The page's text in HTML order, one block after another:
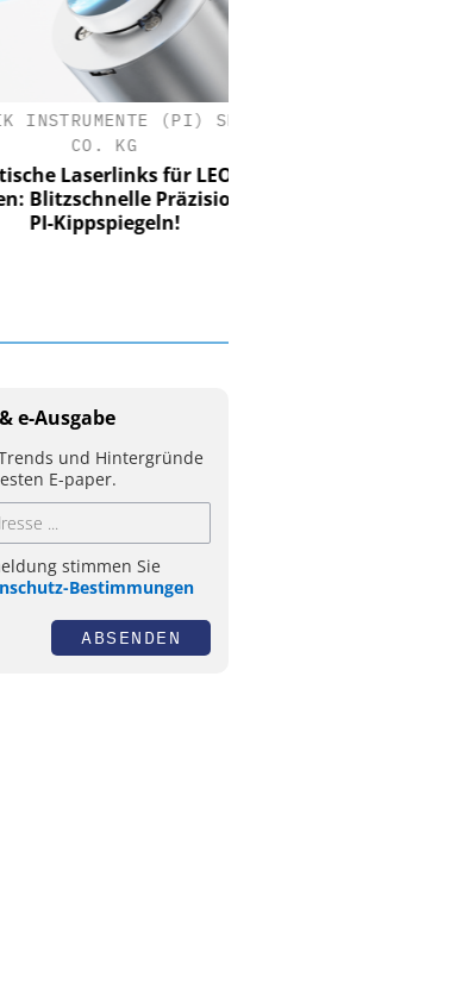
(PI) SE &
CO. KG
Laserlinks für LEO-
Präzision mit
Kippspiegeln!
e-Ausgabe
und Hintergründe
E-paper.
stimmen Sie
Bestimmungen
ABSENDEN